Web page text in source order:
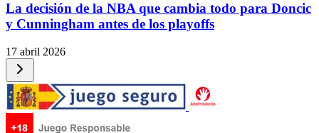
La decisión de la NBA que cambia todo para Doncic
y Cunningham antes de los playoffs
17 abril 2026